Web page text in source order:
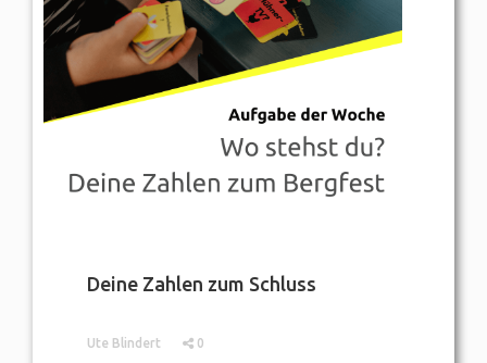
Deine Zahlen zum Schluss
Ute Blindert 0